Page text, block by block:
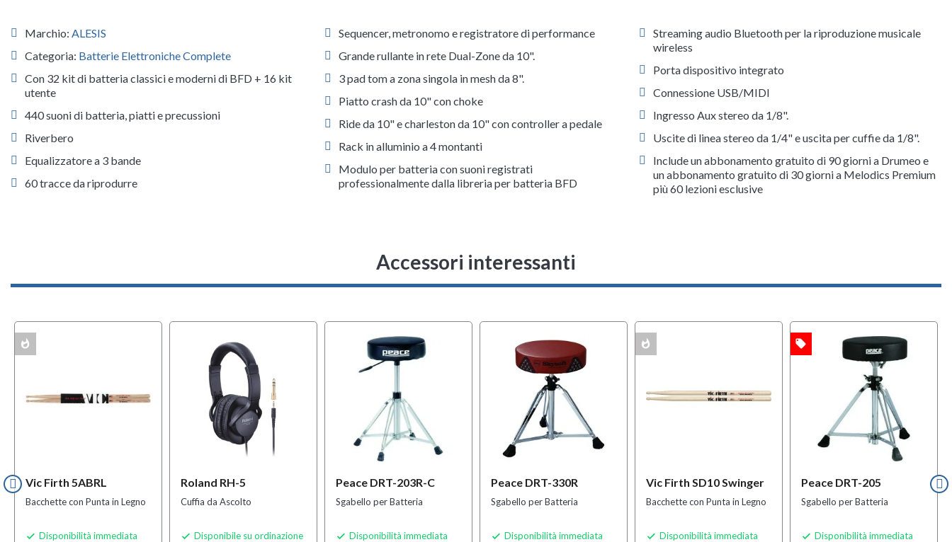
Marchio: ALESIS
Categoria: Batterie Elettroniche Complete
Con 32 kit di batteria classici e moderni di BFD + 16 kit
utente
440 suoni di batteria, piatti e precussioni
Riverbero
Equalizzatore a 3 bande
60 tracce da riprodurre
Sequencer, metronomo e registratore di performance
Grande rullante in rete Dual-Zone da 10".
3 pad tom a zona singola in mesh da 8".
Piatto crash da 10" con choke
Ride da 10" e charleston da 10" con controller a pedale
Rack in alluminio a 4 montanti
Modulo per batteria con suoni registrati
professionalmente dalla libreria per batteria BFD
Streaming audio Bluetooth per la riproduzione musicale
wireless
Porta dispositivo integrato
Connessione USB/MIDI
Ingresso Aux stereo da 1/8".
Uscite di linea stereo da 1/4" e uscita per cuffie da 1/8".
Include un abbonamento gratuito di 90 giorni a Drumeo e
un abbonamento gratuito di 30 giorni a Melodics Premium
più 60 lezioni esclusive
Accessori interessanti
Vic Firth 5ABRL
Bacchette con Punta in Legno
 Disponibilità immediata
whatshot
Roland RH-5
Cuffia da Ascolto
 Disponibile su ordinazione
Peace DRT-203R-C
Sgabello per Batteria
 Disponibilità immediata
Peace DRT-330R
Sgabello per Batteria
 Disponibilità immediata
Vic Firth SD10 Swinger
Bacchette con Punta in Legno
 Disponibilità immediata
whatshot
Peace DRT-205
Sgabello per Batteria
 Disponibilità immediata
local_offer